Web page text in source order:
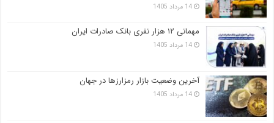
14 مرداد 1405
مهمانی ۱۲ هزار نفری بانک صادرات ایران
14 مرداد 1405
آخرین وضعیت بازار رمزارزها در جهان
14 مرداد 1405